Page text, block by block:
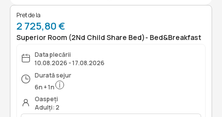
Pret de la
2 725,80 €
Superior Room (2Nd Child Share Bed)- Bed&Breakfast
Data plecării
10.08.2026 - 17.08.2026
Durată sejur
6n +1n
Oaspeți
Adulți: 2